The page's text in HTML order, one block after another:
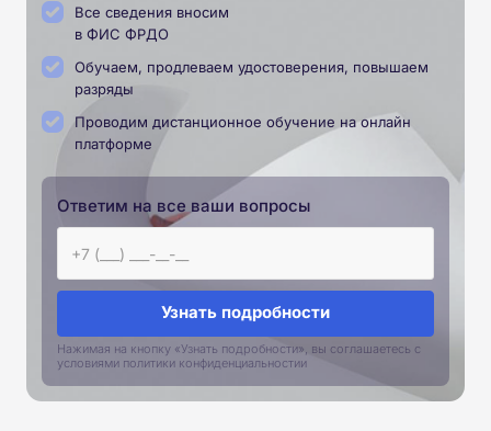
Все сведения вносим
в ФИС ФРДО
Обучаем, продлеваем удостоверения, повышаем
разряды
Проводим дистанционное обучение на онлайн
платформе
Ответим на все ваши вопросы
Узнать подробности
Нажимая на кнопку «Узнать подробности», вы соглашаетесь с
условиями политики конфиденциальностии